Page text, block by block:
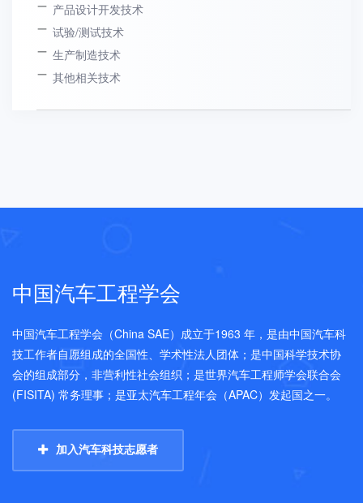
产品设计开发技术
试验/测试技术
生产制造技术
其他相关技术
中国汽车工程学会
中国汽车工程学会（China SAE）成立于1963 年，是由中国汽车科
技工作者自愿组成的全国性、学术性法人团体；是中国科学技术协
会的组成部分，非营利性社会组织；是世界汽车工程师学会联合会
(FISITA) 常务理事；是亚太汽车工程年会（APAC）发起国之一。
加入汽车科技志愿者